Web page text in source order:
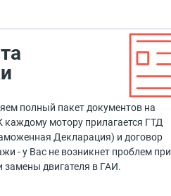
полный пакет документов на
каждому мотору прилагается ГТД
Декларация) и договор
- у Вас не возникнет проблем при
замены двигателя в ГАИ.